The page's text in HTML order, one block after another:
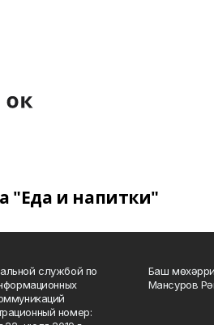
"Еда и напитки"
службой по
номер:
Баш
Мансуров